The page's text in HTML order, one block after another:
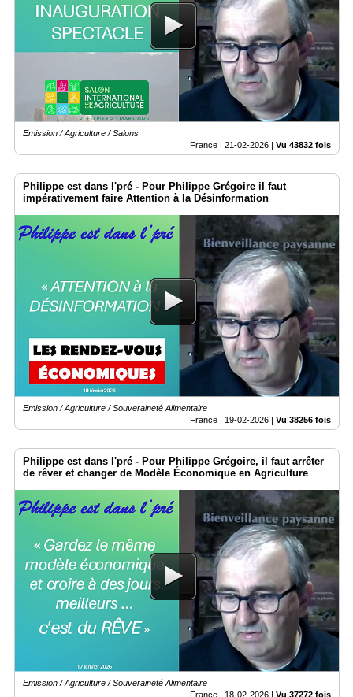
Emission / Agriculture / Salons
France | 21-02-2026 | Vu 43832 fois
Philippe est dans l'pré - Pour Philippe Grégoire il faut
impérativement faire Attention à la Désinformation
Emission / Agriculture / Souveraineté Alimentaire
France | 19-02-2026 | Vu 38256 fois
Philippe est dans l'pré - Pour Philippe Grégoire, il faut arrêter
de rêver et changer de Modèle Économique en Agriculture
Emission / Agriculture / Souveraineté Alimentaire
France | 18-02-2026 Vu 37272 fois